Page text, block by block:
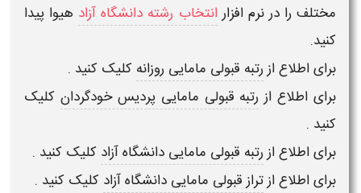
مختلف را درنرم افزار انتخاب رشته دانشگاه آزاد هیوا پیدا
کنید.
برای اطلاع ازرتبه قبولی مامایی روزانه کلیک کنید .
برای اطلاع از رتبه قبولی مامایی پردیس خودگردان کلیک
کنید .
برای اطلاع ازرتبه قبولی مامایی دانشگاه آزاد کلیک کنید .
برای اطلاع ازتراز قبولی مامایی دانشگاه آزاد کلیک کنید .